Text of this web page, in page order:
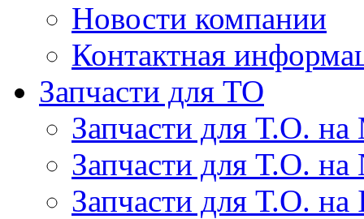
Новости компании
Контактная
Запчасти для ТО
Запчасти для Т.О. на
Запчасти для Т.О. на
Запчасти для Т.О.